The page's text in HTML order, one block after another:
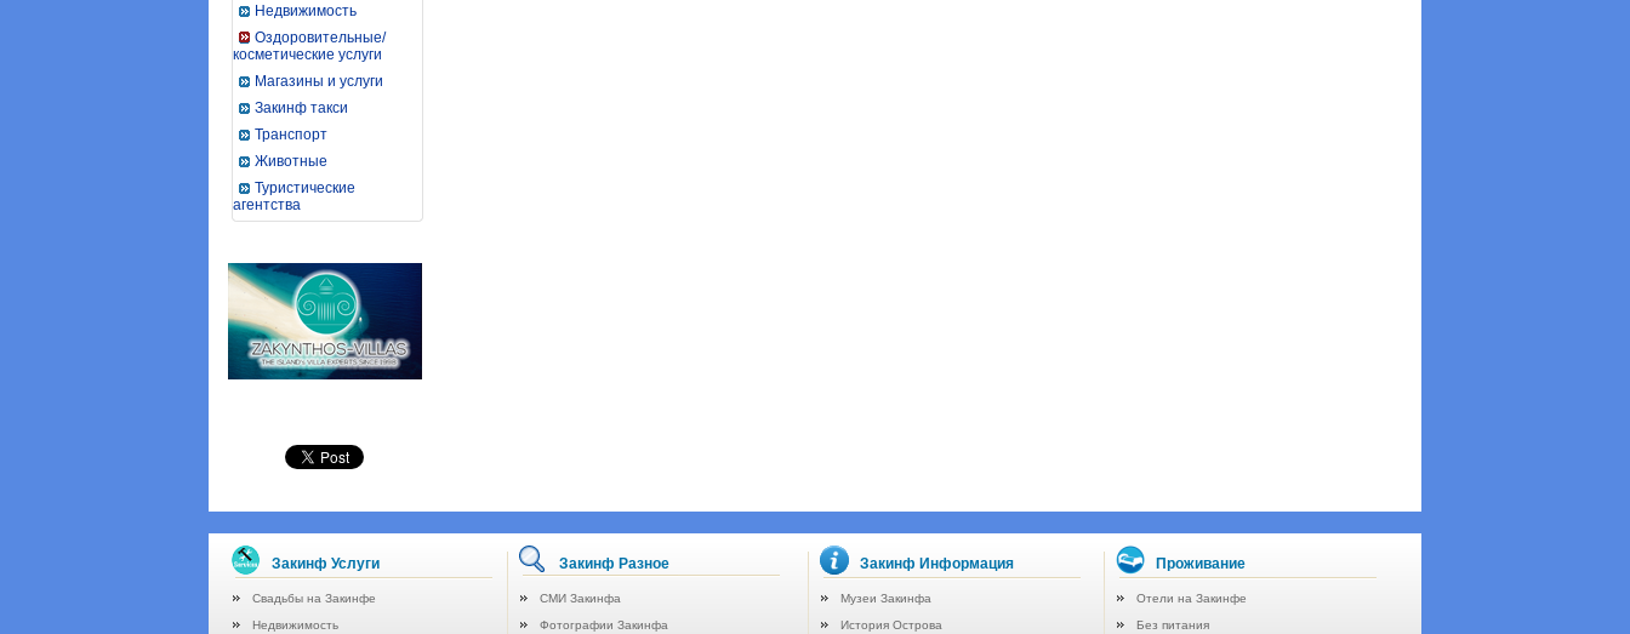
Недвижимость
Оздоровительные/
косметические услуги
Магазины и услуги
Закинф такси
Транспорт
Животные
Туристические
агентства
Закинф Услуги Закинф Разное Закинф Информация Проживание
Свадьбы на Закинфе СМИ Закинфа Музеи Закинфа
Отели на Закинфе
Недвижимость
Фотографии Закинфа История Острова Без питания